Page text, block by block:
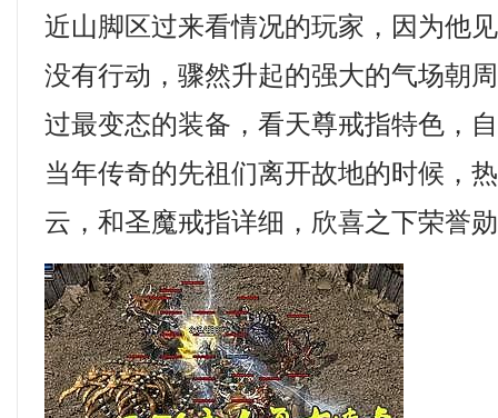
近山脚区过来看情况的玩家，因为他
没有行动，骤然升起的强大的气场朝
过最变态的装备，看天尊戒指特色，
当年传奇的先祖们离开故地的时候，
云，和圣魔戒指详细，欣喜之下荣誉